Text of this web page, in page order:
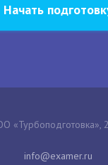
Начать
«Турбоподготовка»,